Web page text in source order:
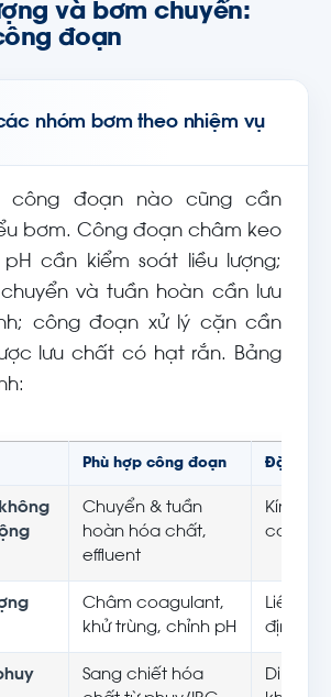
và bơm chuyển:
đoạn
nhóm bơm theo nhiệm vụ
công đoạn nào cũng cần
bơm. Công đoạn châm keo
cần kiểm soát liều lượng;
và tuần hoàn cần lưu
công đoạn xử lý cặn cần
lưu chất có hạt rắn. Bảng
Phù hợp công đoạn Đặc
Chuyển & tuần
hoàn hóa chất,
effluent
Kín
cơ khí,
Châm coagulant,
khử trùng, chỉnh pH
Liều
định
Sang chiết hóa
Di